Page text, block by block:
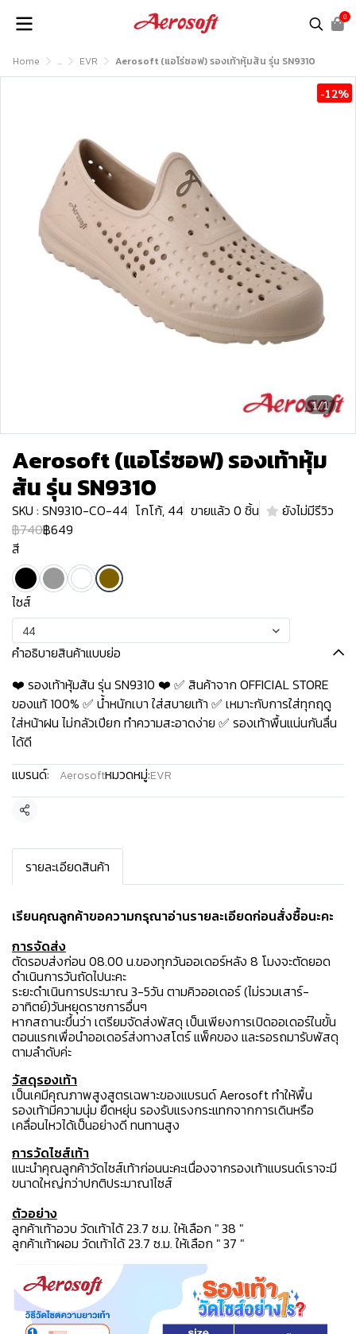
0
Home ... EVR Aerosoft (แอโร่ซอฟ) รองเท้าหุ้มส้น รุ่น SN9310
1/1
-12%
Aerosoft (แอโร่ซอฟ) รองเท้าหุ้ม
ส้น รุ่น SN9310
SKU : SN9310-CO-44 โกโก้, 44 ขายแล้ว 0 ชิ้น
ยังไม่มีรีวิว
฿740฿649
สี
ไซส์
44
คำอธิบายสินค้าแบบย่อ
❤️ รองเท้าหุ้มส้น รุ่น SN9310 ❤️ ✅ สินค้าจาก OFFICIAL STORE
ของแท้ 100% ✅ น้ำหนักเบา ใส่สบายเท้า ✅ เหมาะกับการใส่ทุกฤดู
ใส่หน้าฝน ไม่กลัวเปียก ทำความสะอาดง่าย ✅ รองเท้าพื้นแน่นกันลื่น
ได้ดี
แบรนด์:
Aerosoftหมวดหมู่:EVR
แชร์
รายละเอียดสินค้า
เรียนคุณลูกค้าขอความกรุณาอ่านรายละเอียดก่อนสั่งซื้อนะคะ️
การจัดส่ง
ตัดรอบส่งก่อน 08.00 น.ของทุกวันออเดอร์หลัง 8 โมงจะตัดยอด
ดำเนินการวันถัดไปนะคะ
ระยะดำเนินการประมาณ 3-5วัน ตามคิวออเดอร์ (ไม่รวมเสาร์-
อาทิตย์)วันหยุดราชการอื่นๆ
หากสถานะขึ้นว่า เตรียมจัดส่งพัสดุ เป็นเพียงการเปิดออเดอร์ในขั้น
ตอนแรกเพื่อนำออเดอร์ส่งทางสโตร์ แพ็คของ และรอรถมารับพัสดุ
ตามลำดับค่ะ
วัสดุรองเท้า
เป็นเคมีคุณภาพสูงสูตรเฉพาะของแบรนด์ Aerosoft ทำให้พื้น
รองเท้ามีความนุ่ม ยืดหยุ่น รองรับแรงกระแทกจากการเดินหรือ
เคลื่อนไหวได้เป็นอย่างดี ทนทานสูง
การวัดไซส์เท้า
แนะนำคุณลูกค้าวัดไซส์เท้าก่อนนะคะเนื่องจากรองเท้าแบรนด์เราจะมี
ขนาดใหญ่กว่าปกติประมาณ1ไซส์
ตัวอย่าง
ลูกค้าเท้าอวบ วัดเท้าได้ 23.7 ซ.ม. ให้เลือก " 38 "
ลูกค้าเท้าผอม วัดเท้าได้ 23.7 ซ.ม. ให้เลือก " 37 "